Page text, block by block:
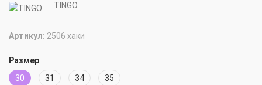
TINGO
Артикул: 2506 хаки
Размер
30
31 34 35